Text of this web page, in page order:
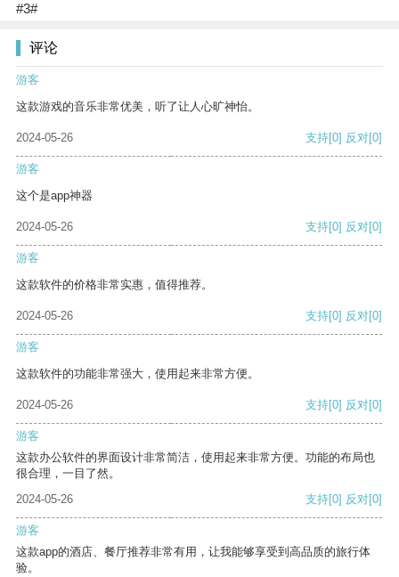
#3#
评论
游客
这款游戏的音乐非常优美，听了让人心旷神怡。
2024-05-26 支持[0] 反对[0]
游客
这个是app神器
2024-05-26 支持[0] 反对[0]
游客
这款软件的价格非常实惠，值得推荐。
2024-05-26 支持[0] 反对[0]
游客
这款软件的功能非常强大，使用起来非常方便。
2024-05-26 支持[0] 反对[0]
游客
这款办公软件的界面设计非常简洁，使用起来非常方便。功能的布局也
很合理，一目了然。
2024-05-26
支持[0] 反对[0]
游客
这款app的酒店、餐厅推荐非常有用，让我能够享受到高品质的旅行体
验。